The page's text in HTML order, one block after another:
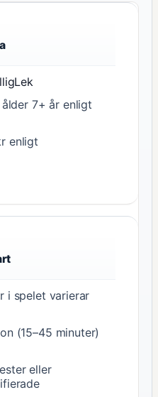
7+ år enligt
enligt
i spelet varierar
(15–45 minuter)
eller